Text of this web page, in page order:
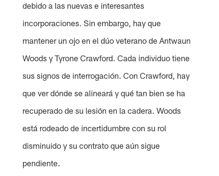
debido a las nuevas e interesantes
incorporaciones. Sin embargo, hay que
mantener un ojo en el dúo veterano de Antwaun
Woods y Tyrone Crawford. Cada individuo tiene
sus signos de interrogación. Con Crawford, hay
que ver dónde se alineará y qué tan bien se ha
recuperado de su lesión en la cadera. Woods
está rodeado de incertidumbre con su rol
disminuido y su contrato que aún sigue
pendiente.